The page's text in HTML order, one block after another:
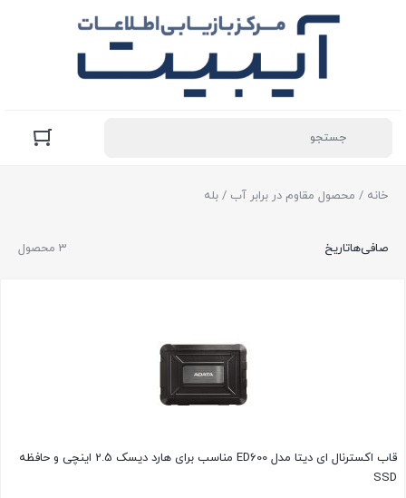
خانه / محصول مقاوم در برابر آب / بله
3 محصول صافی‌هاتاریخ
قاب اکسترنال ای دیتا مدل ED600 مناسب برای هارد دیسک 2.5 اینچی و حافظه
SSD